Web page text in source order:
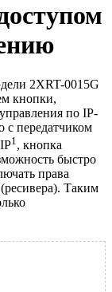
2XRT-0015G
кнопки,
по IP-
с передатчиком
1 , кнопка
быстро
права
Таким